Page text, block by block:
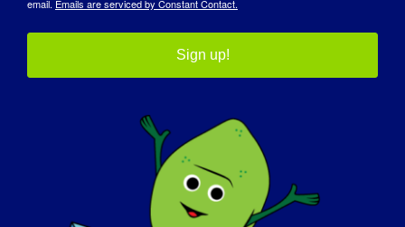
email. Emails are serviced by Constant Contact.
Sign up!